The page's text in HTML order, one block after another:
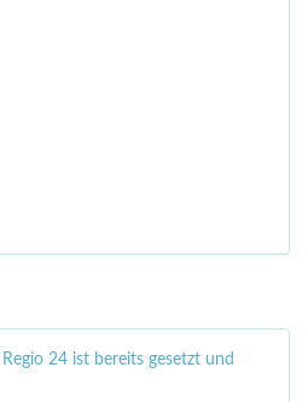
24 ist bereits gesetzt und